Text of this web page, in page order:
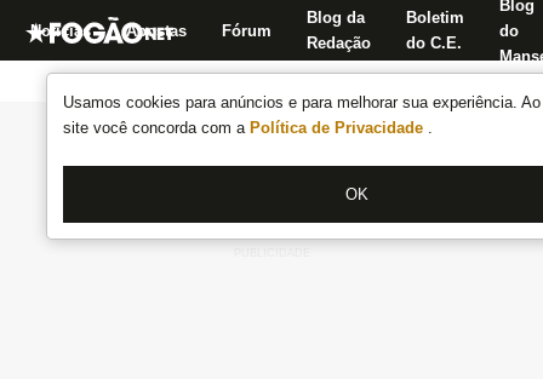
Usamos cookies para anúncios e para melhorar sua experiência.
site você concorda com a Política de Privacidade .
OK
Notícias Apostas Fórum
Blog da
Redação
Boletim
do C.E.
Blog
do